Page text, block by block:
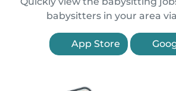
babysitters in your area
App Store